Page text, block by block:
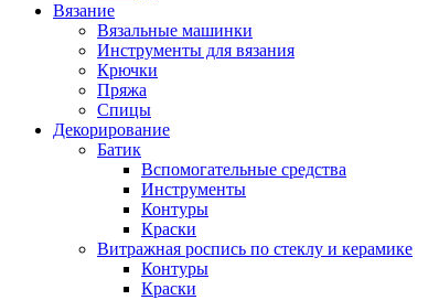
Вязание
Вязальные машинки
Инструменты для вязания
Крючки
Пряжа
Спицы
Декорирование
Батик
Вспомогательные средства
Инструменты
Контуры
Краски
Витражная роспись по стеклу и керамике
Контуры
Краски